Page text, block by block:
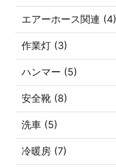
エアーホース関連 (4)
作業灯 (3)
ハンマー (5)
安全靴 (8)
洗車 (5)
冷暖房 (7)